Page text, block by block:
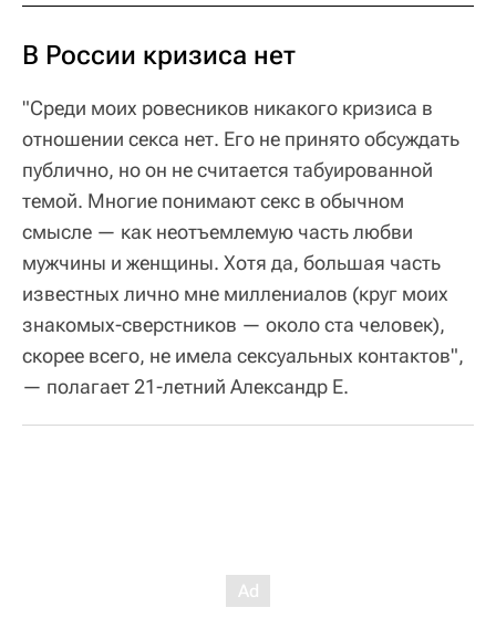
В России кризиса нет
"Среди моих ровесников никакого кризиса в
отношении секса нет. Его не принято обсуждать
публично, но он не считается табуированной
темой. Многие понимают секс в обычном
смысле — как неотъемлемую часть любви
мужчины и женщины. Хотя да, большая часть
известных лично мне миллениалов (круг моих
знакомых-сверстников — около ста человек),
скорее всего, не имела сексуальных контактов",
— полагает 21-летний Александр Е.